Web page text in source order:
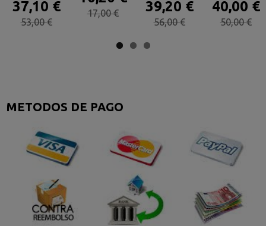
METODOS DE PAGO
37,10 €
53,00 €
17,00 € 39,20 €
56,00 €
40,00 €
50,00 €